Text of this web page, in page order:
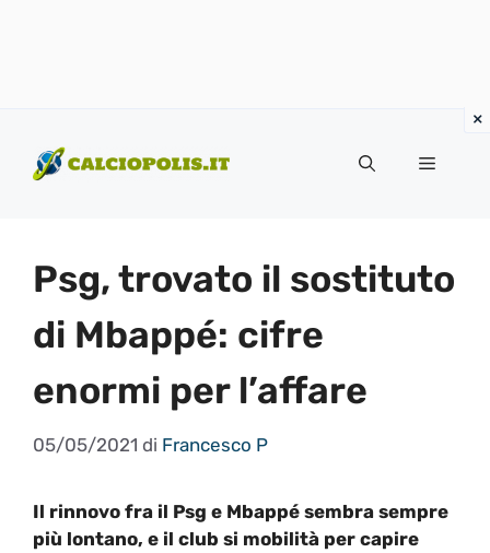
contenuto
Menu
Psg, trovato il sostituto
di Mbappé: cifre
enormi per l’affare
05/05/2021 di Francesco P
Il rinnovo fra il Psg e Mbappé sembra sempre
più lontano, e il club si mobilità per capire